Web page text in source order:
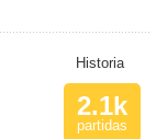
Historia
2.1k
partidas